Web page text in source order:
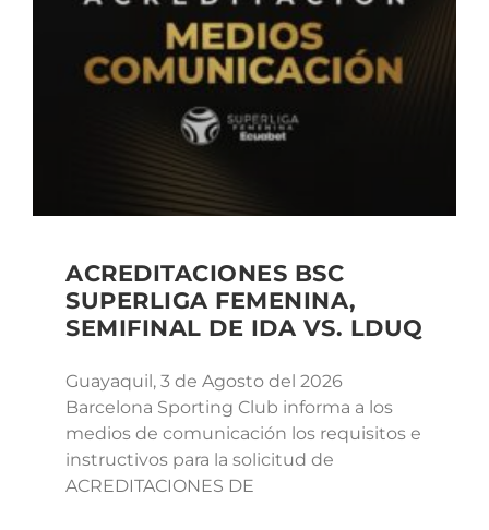
ACREDITACIONES BSC
SUPERLIGA FEMENINA,
SEMIFINAL DE IDA VS. LDUQ
Guayaquil, 3 de Agosto del 2026
Barcelona Sporting Club informa a los
medios de comunicación los requisitos e
instructivos para la solicitud de
ACREDITACIONES DE